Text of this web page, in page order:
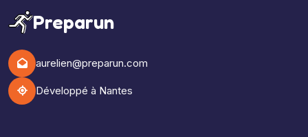
Preparun
aurelien@preparun.com
Développé à Nantes